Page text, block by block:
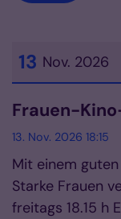
13 Nov. 2026
Datum: 13.
Frauen-
13. Nov. 2026 18:15
Mit einem
Starke Frauen
freitags 18.15 h